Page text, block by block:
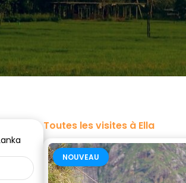
Toutes les visites à Ella
NOUVEAU